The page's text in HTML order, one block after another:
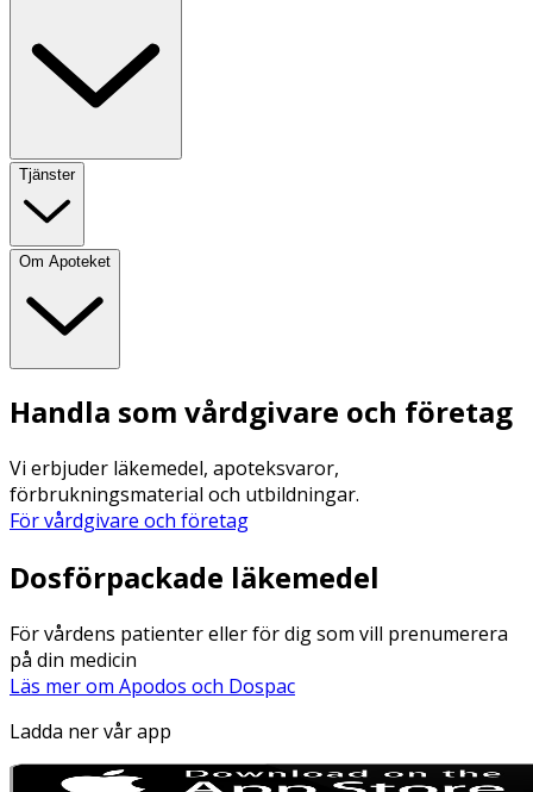
Tjänster
Om Apoteket
Handla som vårdgivare och företag
Vi erbjuder läkemedel, apoteksvaror,
förbrukningsmaterial och utbildningar.
För vårdgivare och företag
Dosförpackade läkemedel
För vårdens patienter eller för dig som vill prenumerera
på din medicin
Läs mer om Apodos och Dospac
Ladda ner vår app